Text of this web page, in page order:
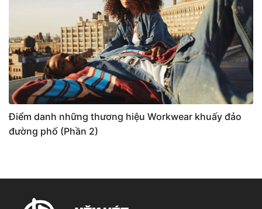
Điểm danh những thương hiệu Workwear khuấy đảo
đường phố (Phần 2)